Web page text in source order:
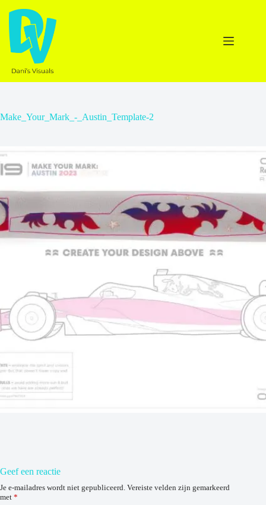
naar
inhoud
Make_Your_Mark_-_Austin_Template-2
Geef een reactie
Je e-mailadres wordt niet gepubliceerd. Vereiste velden zijn gemarkeerd
met *